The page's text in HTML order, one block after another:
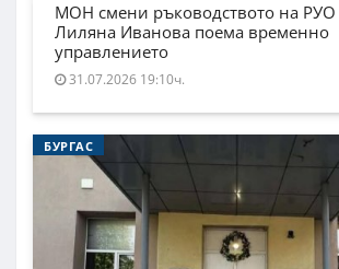
МОН смени ръководството на РУО
Лиляна Иванова поема временно
управлението
31.07.2026 19:10ч.
БУРГАС